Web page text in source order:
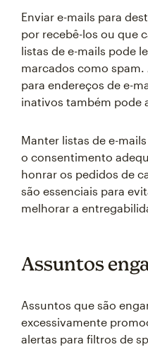
Enviar e-mails para
por recebê-los ou que
listas de e-mails pode
marcados como spam.
para endereços de e-
inativos também pode
Manter listas de e-
o consentimento
honrar os pedidos de
são essenciais para
melhorar a
Assuntos
Assuntos que são
excessivamente
alertas para filtros de